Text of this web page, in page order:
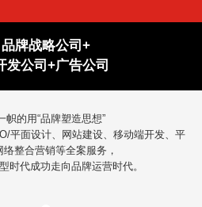
牌战略公司+
发公司+广告公司
帜的用“品牌塑造思想”
平面设计、网站建设、移动端开发、平
整合营销等全案服务，
时代成功走向品牌运营时代。